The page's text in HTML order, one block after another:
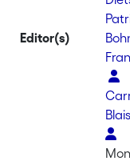
Editor(s)